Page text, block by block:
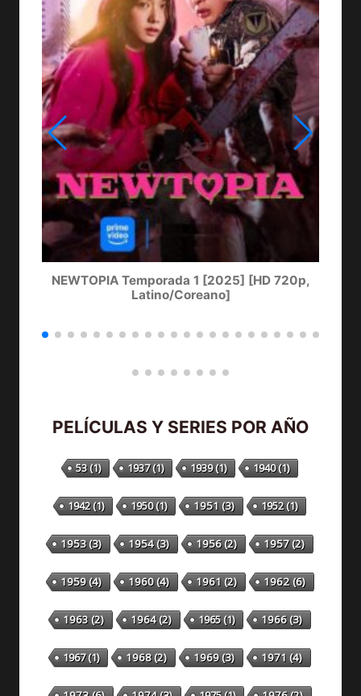
NEWTOPIA Temporada 1 [2025] [HD 720p,
Latino/Coreano]
PELÍCULAS Y SERIES POR AÑO
53(1) 1937(1) 1939(1) 1940(1)
1942(1) 1950(1) 1951 (3) 1952(1)
1953(3) 1954(3) 1956(2) 1957(2)
1959(4) 1960(4) 1961 (2) 1962(6)
1963(2) 1964(2) 1965(1) 1966(3)
1967(1) 1968(2) 1969(3) 1971 (4)